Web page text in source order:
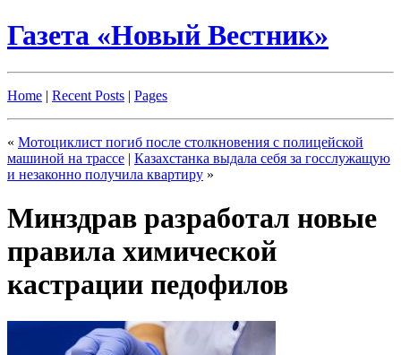
Газета «Новый Вестник»
Home | Recent Posts | Pages
« Мотоциклист погиб после столкновения с полицейской
машиной на трассе | Казахстанка выдала себя за госслужащую
и незаконно получила квартиру »
Минздрав разработал новые
правила химической
кастрации педофилов